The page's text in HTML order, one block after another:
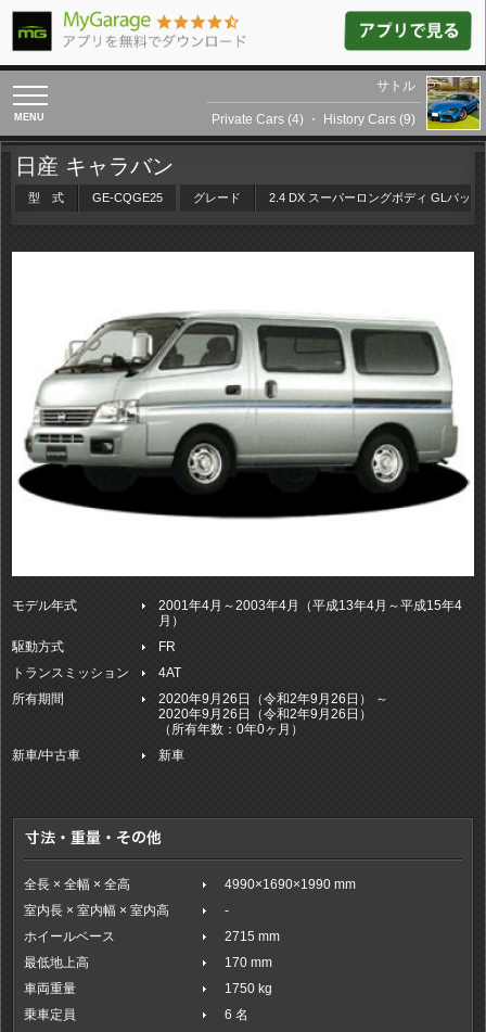
toggle
navigation
サトル
Private Cars (4) ・ History Cars (9)
日産 キャラバン
型 式 GE-CQGE25 グレード 2.4 DX スーパーロングボディ GLパック
モデル年式
2001年4月～2003年4月（平成13年4月～平成15年4
月）
駆動方式
FR
トランスミッション
4AT
所有期間
2020年9月26日（令和2年9月26日） ～
2020年9月26日（令和2年9月26日）
（所有年数：0年0ヶ月）
新車/中古車
新車
全長 × 全幅 × 全高
4990×1690×1990 mm
室内長 × 室内幅 × 室内高
-
ホイールベース
2715 mm
最低地上高
170 mm
車両重量
1750 kg
乗車定員
6 名